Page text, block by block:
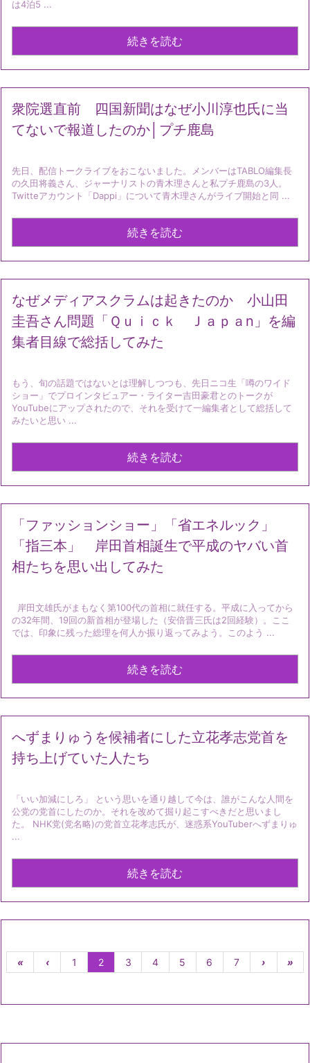
は4泊5 ...
続きを読む
衆院選直前 四国新聞はなぜ小川淳也氏に当
てないで報道したのか│プチ鹿島
先日、配信トークライブをおこないました。メンバーはTABLO編集長
の久田将義さん、ジャーナリストの青木理さんと私プチ鹿島の3人。
Twitteアカウント「Dappi」について青木理さんがライブ開始と同 ...
続きを読む
なぜメディアスクラムは起きたのか 小山田
圭吾さん問題「Ｑｕｉｃｋ Ｊａｐａn」を編
集者目線で総括してみた
もう、旬の話題ではないとは理解しつつも、先日ニコ生「噂のワイド
ショー」でプロインタビュアー・ライター吉田豪君とのトークが
YouTubeにアップされたので、それを受けて一編集者として総括して
みたいと思い ...
続きを読む
「ファッションショー」「省エネルック」
「指三本」 岸田首相誕生で平成のヤバい首
相たちを思い出してみた
岸田文雄氏がまもなく第100代の首相に就任する。平成に入ってから
の32年間、19回の新首相が登場した（安倍晋三氏は2回経験）。ここ
では、印象に残った総理を何人か振り返ってみよう。このよう ...
続きを読む
へずまりゅうを候補者にした立花孝志党首を
持ち上げていた人たち
「いい加減にしろ」 という思いを通り越して今は、誰がこんな人間を
公党の党首にしたのか。それを改めて掘り起こすべきだと思いまし
た。 NHK党(党名略)の党首立花孝志氏が、迷惑系YouTuberへずまりゅ
...
続きを読む
« ‹ 1 2 3 4 5 6 7 › »